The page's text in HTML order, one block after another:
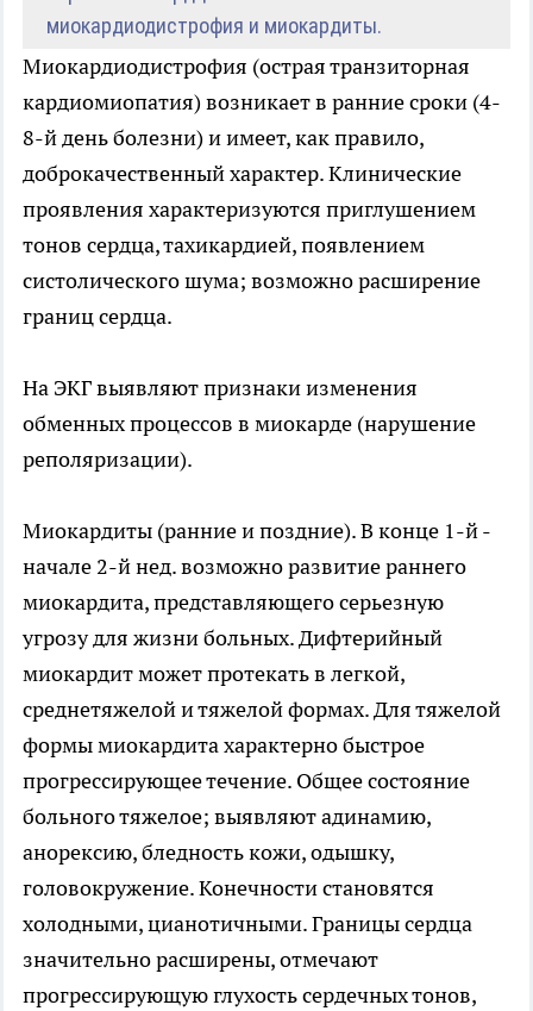
миокардиодистрофия и миокардиты.
Миокардиодистрофия (острая транзиторная
кардиомиопатия) возникает в ранние сроки (4-
8-й день болезни) и имеет, как правило,
доброкачественный характер. Клинические
проявления характеризуются приглушением
тонов сердца, тахикардией, появлением
систолического шума; возможно расширение
границ сердца.
На ЭКГ выявляют признаки изменения
обменных процессов в миокарде (нарушение
реполяризации).
Миокардиты (ранние и поздние). В конце 1-й -
начале 2-й нед. возможно развитие раннего
миокардита, представляющего серьезную
угрозу для жизни больных. Дифтерийный
миокардит может протекать в легкой,
среднетяжелой и тяжелой формах. Для тяжелой
формы миокардита характерно быстрое
прогрессирующее течение. Общее состояние
больного тяжелое; выявляют адинамию,
анорексию, бледность кожи, одышку,
головокружение. Конечности становятся
холодными, цианотичными. Границы сердца
значительно расширены, отмечают
прогрессирующую глухость сердечных тонов,